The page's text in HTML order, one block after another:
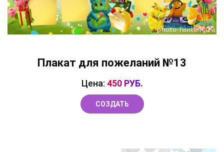
Плакат для пожеланий №13
Цена: 450 РУБ.
СОЗДАТЬ